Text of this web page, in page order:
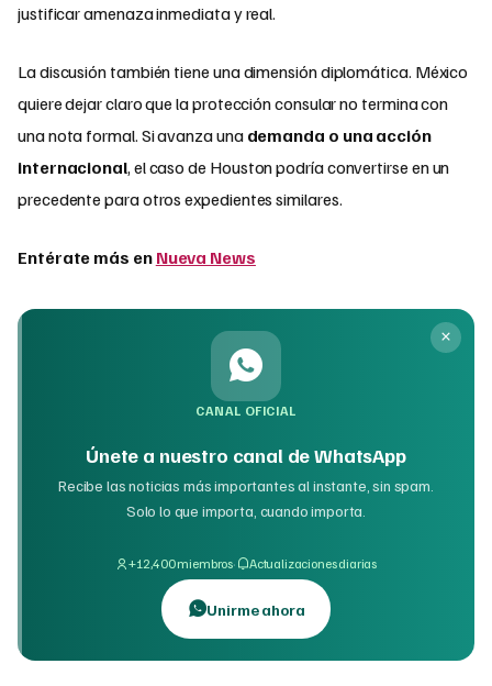
justificar amenaza inmediata y real.
La discusión también tiene una dimensión diplomática. México
quiere dejar claro que la protección consular no termina con
una nota formal. Si avanza una demanda o una acción
internacional, el caso de Houston podría convertirse en un
precedente para otros expedientes similares.
Entérate más en Nueva News
CANAL OFICIAL
Únete a nuestro canal de WhatsApp
Recibe las noticias más importantes al instante, sin spam.
Solo lo que importa, cuando importa.
+12,400 miembros· Actualizaciones diarias
Unirme ahora